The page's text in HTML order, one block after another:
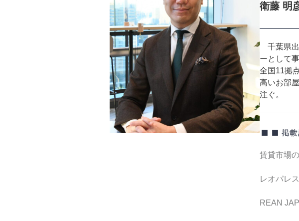
衛藤 明
千葉県出
ーとして
全国11拠
高いお部
注ぐ。
賃貸市場
レオパレ
REAN